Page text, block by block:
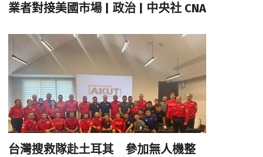
業者對接美國市場 | 政治 | 中央社 CNA
台灣搜救隊赴土耳其 參加無人機整